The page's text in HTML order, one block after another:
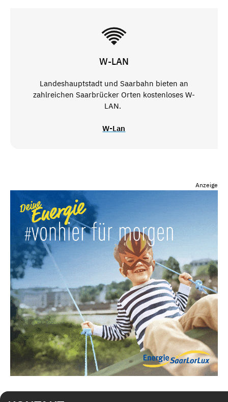
W-LAN
Landeshauptstadt und Saarbahn bieten an
zahlreichen Saarbrücker Orten kostenloses W-
LAN.
W-Lan
Anzeige